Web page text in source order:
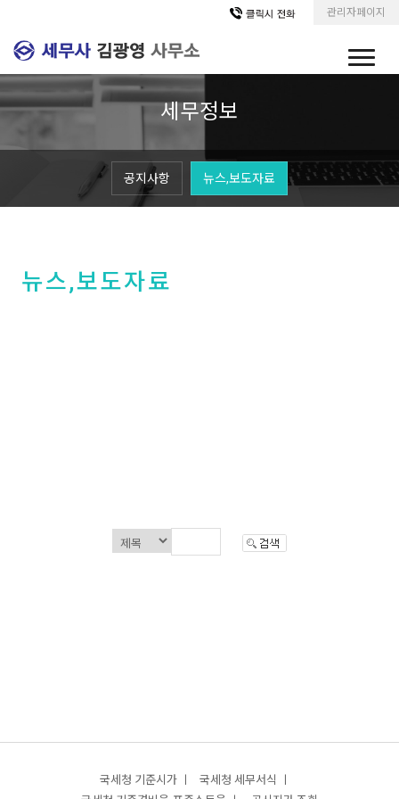
관리자페이지
세무정보
공지사항 뉴스,보도자료
뉴스,보도자료
국세청 기준시가 ㅣ
국세청 세무서식 ㅣ